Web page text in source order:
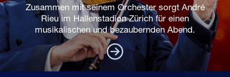
Zusammen mit seinem Orchester sorgt André
Rieu im Hallenstadion Zürich für einen
musikalischen und bezaubernden Abend.